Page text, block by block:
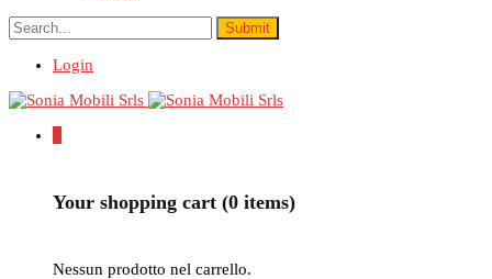
Login
Your shopping cart (0 items)
Nessun prodotto nel carrello.